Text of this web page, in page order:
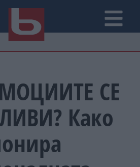
СЕ
Како